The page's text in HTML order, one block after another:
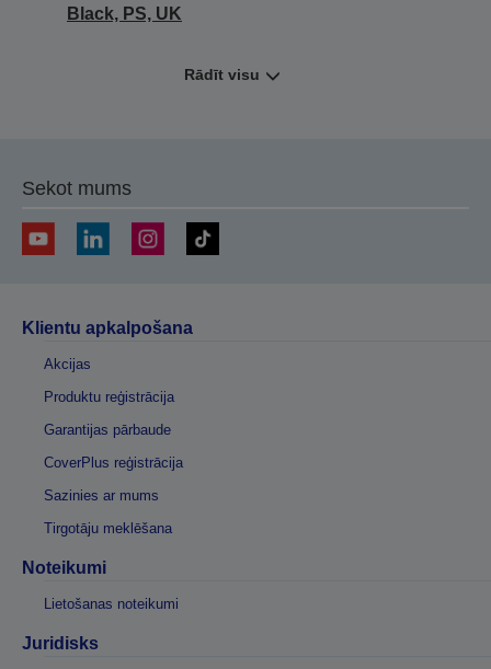
Black, PS, UK
Rādīt visu
Sekot mums
Klientu apkalpošana
Akcijas
Produktu reģistrācija
Garantijas pārbaude
CoverPlus reģistrācija
Sazinies ar mums
Tirgotāju meklēšana
Noteikumi
Lietošanas noteikumi
Juridisks